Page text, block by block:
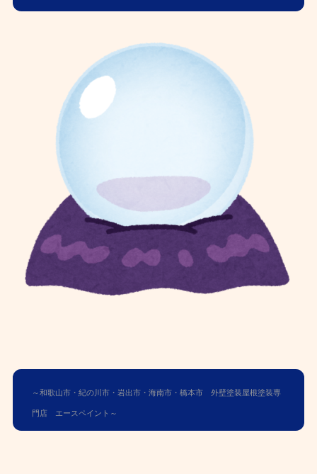
～和歌山市・紀の川市・岩出市・海南市・橋本市 外壁塗装屋根塗装専
門店 エースペイント～